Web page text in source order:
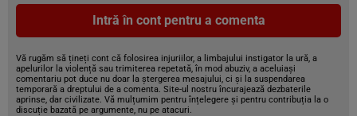
Intră în cont pentru a comenta
Vă rugăm să țineți cont că folosirea injuriilor, a limbajului instigator la ură, a
apelurilor la violență sau trimiterea repetată, în mod abuziv, a aceluiași
comentariu pot duce nu doar la ștergerea mesajului, ci și la suspendarea
temporară a dreptului de a comenta. Site-ul nostru încurajează dezbaterile
aprinse, dar civilizate. Vă mulțumim pentru înțelegere și pentru contribuția la o
discuție bazată pe argumente, nu pe atacuri.